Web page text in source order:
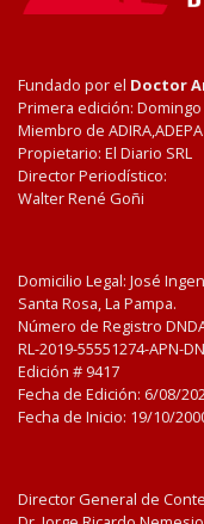
Fundado por el Doctor
Primera edición:
Miembro de ADIRA,ADEPA
Propietario: El Diario SRL
Director Periodístico:
Walter René Goñi
Domicilio Legal: José
Santa Rosa, La Pampa.
Número de Registro
RL-2019-55551274-APN-
Edición # 9417
Fecha de Edición: 6/08/
Fecha de Inicio: 19/10/
Director General de